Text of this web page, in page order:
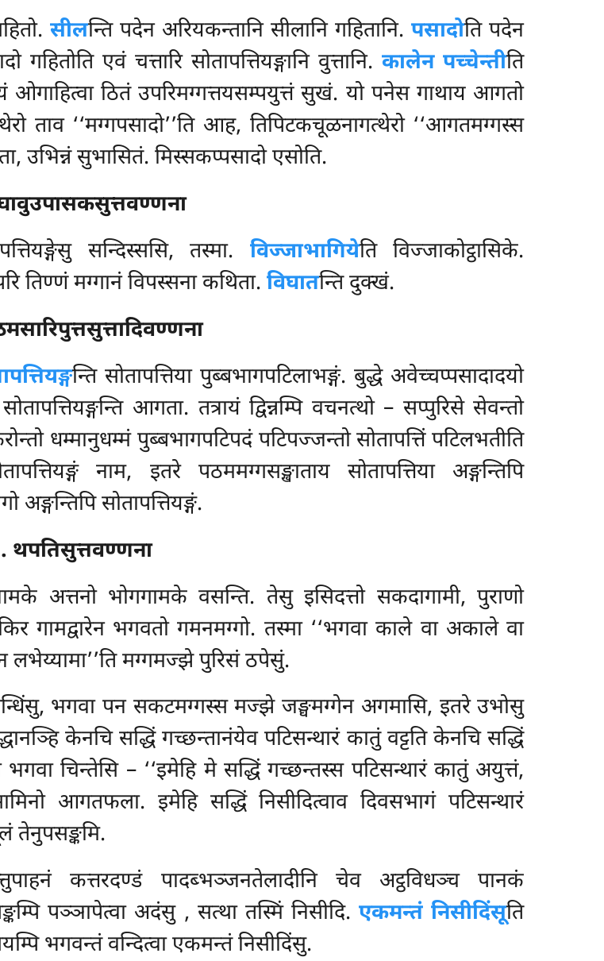
सीलन्ति पदेन अरियकन्तानि सीलानि गहितानि.पसादोति पदेन
गहितोति एवं चत्तारि सोतापत्तियङ्गानि वुत्तानि.कालेन पच्चेन्तीति
ओगाहित्वा ठितं उपरिमग्गत्तयसम्पयुत्तं सुखं. यो पनेस गाथाय आगतो
ताव ‘‘मग्गपसादो’’ति आह, तिपिटकचूळनागत्थेरो ‘‘आगतमग्गस्स
उभिन्नं सुभासितं. मिस्सकप्पसादो एसोति.
सन्दिस्ससि, तस्मा. विज्जाभागियेति विज्जाकोट्ठासिके.
तिण्णं मग्गानं विपस्सना कथिता. विघातन्ति दुक्खं.
न्ति सोतापत्तिया पुब्बभागपटिलाभङ्गं. बुद्धे अवेच्चप्पसादादयो
आगता. तत्रायं द्विन्नम्पि वचनत्थो – सप्पुरिसे सेवन्तो
धम्मानुधम्मं पुब्बभागपटिपदं पटिपज्जन्तो सोतापत्तिं पटिलभतीति
नाम, इतरे पठममग्गसङ्खाताय सोतापत्तिया अङ्गन्तिपि
अङ्गन्तिपि सोतापत्तियङ्गं.
थपतिसुत्तवण्णना
अत्तनो भोगगामके वसन्ति. तेसु इसिदत्तो सकदागामी, पुराणो
गामद्वारेन भगवतो गमनमग्गो. तस्मा ‘‘भगवा काले वा अकाले वा
लभेय्यामा’’ति मग्गमज्झे पुरिसं ठपेसुं.
भगवा पन सकटमग्गस्स मज्झे जङ्घमग्गेन अगमासि, इतरे उभोसु
केनचि सद्धिं गच्छन्तानंयेव पटिसन्थारं कातुं वट्टति केनचि सद्धिं
चिन्तेसि – ‘‘इमेहि मे सद्धिं गच्छन्तस्स पटिसन्थारं कातुं अयुत्तं,
आगतफला. इमेहि सद्धिं निसीदित्वाव दिवसभागं पटिसन्थारं
तेनुपसङ्कमि.
कत्तरदण्डं पादब्भञ्जनतेलादीनि चेव अट्ठविधञ्च पानकं
पञ्ञापेत्वा अदंसु , सत्था तस्मिं निसीदि.एकमन्तं निसीदिंसूति
भगवन्तं वन्दित्वा एकमन्तं निसीदिंसु.